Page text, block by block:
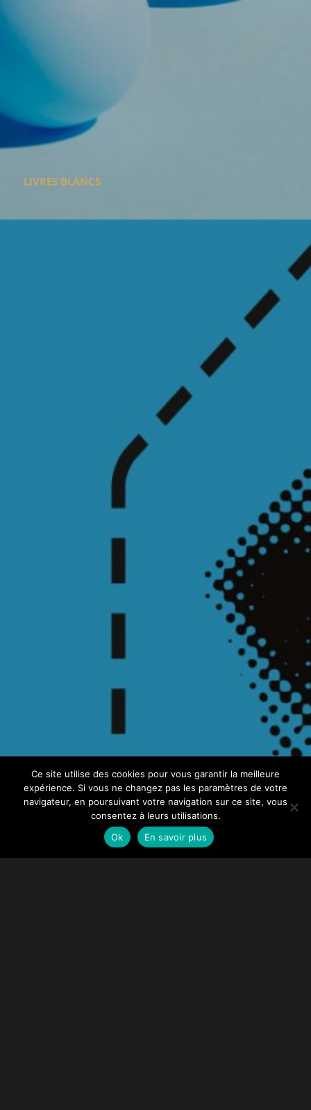
LIVRES BLANCS
Ce site utilise des cookies pour vous garantir la meilleure
expérience. Si vous ne changez pas les paramètres de votre
navigateur, en poursuivant votre navigation sur ce site, vous
consentez à leurs utilisations.
Ok
En savoir plus